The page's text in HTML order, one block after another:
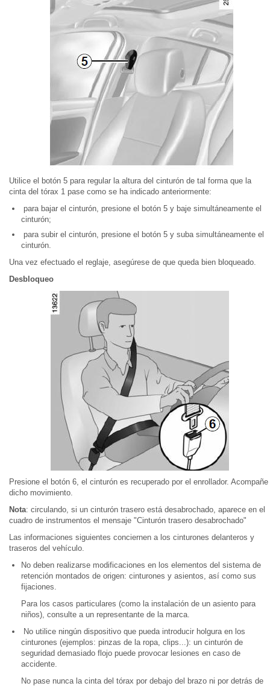
Utilice el botón 5 para regular la altura del cinturón de tal forma que la
cinta del tórax 1 pase como se ha indicado anteriormente:
para bajar el cinturón, presione el botón 5 y baje simultáneamente el
cinturón;
para subir el cinturón, presione el botón 5 y suba simultáneamente el
cinturón.
Una vez efectuado el reglaje, asegúrese de que queda bien bloqueado.
Desbloqueo
Presione el botón 6, el cinturón es recuperado por el enrollador. Acompañe
dicho movimiento.
Nota: circulando, si un cinturón trasero está desabrochado, aparece en el
cuadro de instrumentos el mensaje "Cinturón trasero desabrochado"
Las informaciones siguientes conciernen a los cinturones delanteros y
traseros del vehículo.
No deben realizarse modificaciones en los elementos del sistema de
retención montados de origen: cinturones y asientos, así como sus
fijaciones.
Para los casos particulares (como la instalación de un asiento para
niños), consulte a un representante de la marca.
No utilice ningún dispositivo que pueda introducir holgura en los
cinturones (ejemplos: pinzas de la ropa, clips...): un cinturón de
seguridad demasiado flojo puede provocar lesiones en caso de
accidente.
No pase nunca la cinta del tórax por debajo del brazo ni por detrás de